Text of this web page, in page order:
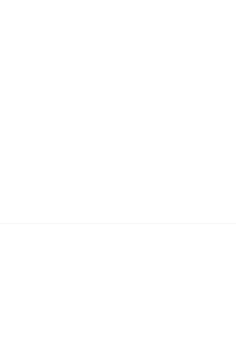
都旧跡）があり、この妙亀